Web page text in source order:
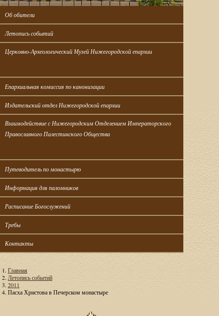
Об обители
Летопись событий
Церковно-Археологический Музей Нижегородской епархии
Епархиальная комиссия по канонизации
Издательский отдел Нижегородской епархии
Взаимодействие с Нижегородским Отделением Императорского
Православного Палестинского Общества
Путеводитель по монастырю
Информация для паломников
Расписание Богослужений
Требы
Контакты
Главная
Летопись событий
2011
Пасха Христова в Печерском монастыре